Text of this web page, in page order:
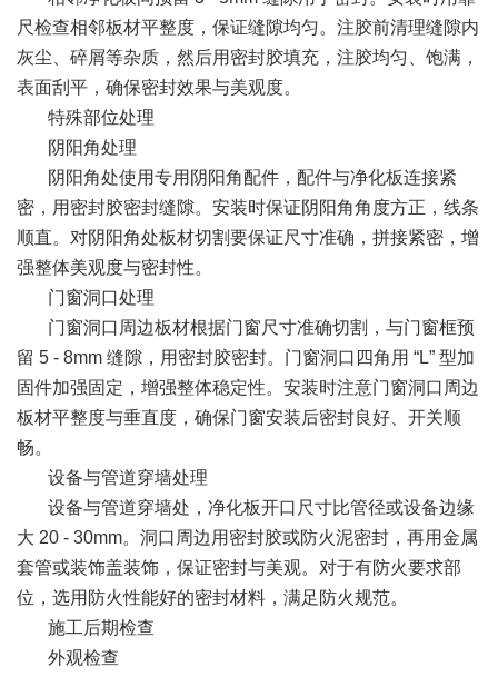
尺检查相邻板材平整度，保证缝隙均匀。注胶前清理缝隙内
灰尘、碎屑等杂质，然后用密封胶填充，注胶均匀、饱满，
表面刮平，确保密封效果与美观度。
特殊部位处理
阴阳角处理
阴阳角处使用专用阴阳角配件，配件与净化板连接紧
密，用密封胶密封缝隙。安装时保证阴阳角角度方正，线条
顺直。对阴阳角处板材切割要保证尺寸准确，拼接紧密，增
强整体美观度与密封性。
门窗洞口处理
门窗洞口周边板材根据门窗尺寸准确切割，与门窗框预
留 5 - 8mm 缝隙，用密封胶密封。门窗洞口四角用 “L” 型加
固件加强固定，增强整体稳定性。安装时注意门窗洞口周边
板材平整度与垂直度，确保门窗安装后密封良好、开关顺
畅。
设备与管道穿墙处理
设备与管道穿墙处，净化板开口尺寸比管径或设备边缘
大 20 - 30mm。洞口周边用密封胶或防火泥密封，再用金属
套管或装饰盖装饰，保证密封与美观。对于有防火要求部
位，选用防火性能好的密封材料，满足防火规范。
施工后期检查
外观检查